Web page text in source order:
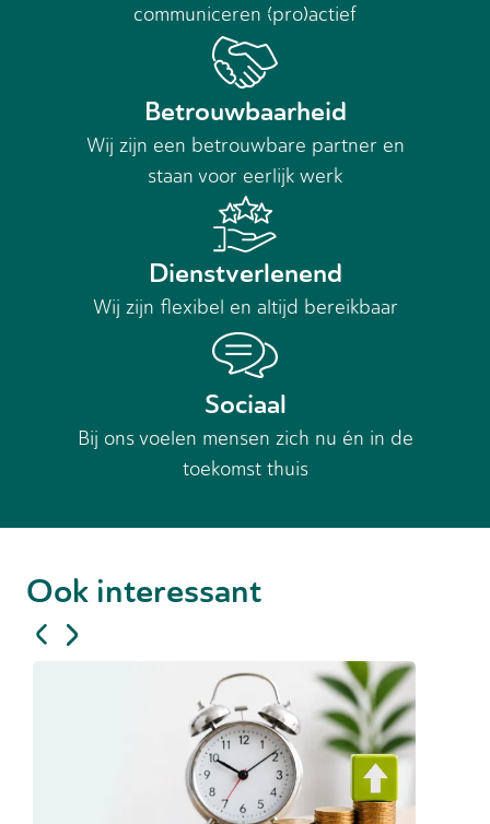
communiceren (pro)actief
Betrouwbaarheid
Wij zijn een betrouwbare partner en
staan voor eerlijk werk
Dienstverlenend
Wij zijn flexibel en altijd bereikbaar
Sociaal
Bij ons voelen mensen zich nu én in de
toekomst thuis
Ook interessant